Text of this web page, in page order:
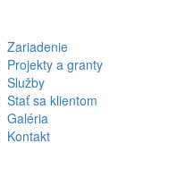
Zariadenie
Projekty a granty
Služby
Stať sa klientom
Galéria
Kontakt